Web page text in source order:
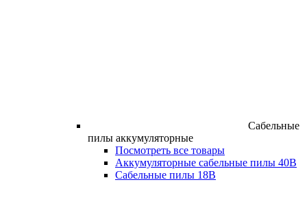
Сабельные
пилы аккумуляторные
Посмотреть все товары
Аккумуляторные сабельные пилы 40В
Сабельные пилы 18В